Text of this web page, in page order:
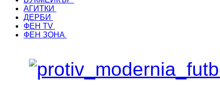
АГИТКИ
ДЕРБИ
ФЕН TV
ФЕН ЗОНА